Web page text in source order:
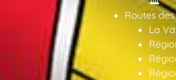
Routes
La